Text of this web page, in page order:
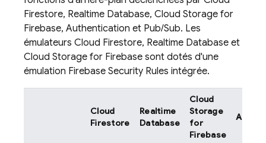
Firestore, Realtime Database, Cloud Storage for
Firebase, Authentication et Pub/Sub. Les
émulateurs Cloud Firestore, Realtime Database et
Cloud Storage for Firebase sont dotés d'une
émulation Firebase Security Rules intégrée.
Cloud
Firestore
Realtime
Database
Cloud
Storage
for
Firebase